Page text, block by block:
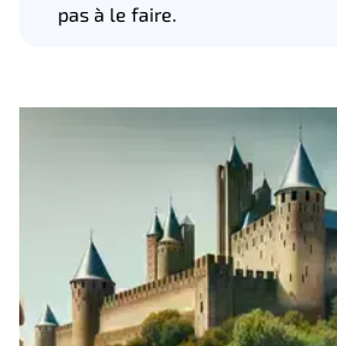
pas à le faire.